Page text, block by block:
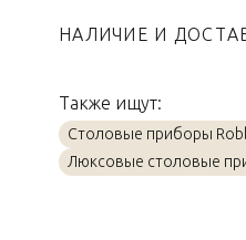
Коллекция
Материал
Объем / Размер
НАЛИЧИЕ И
Также ищут:
Столовые приборы
Люксовые столовые